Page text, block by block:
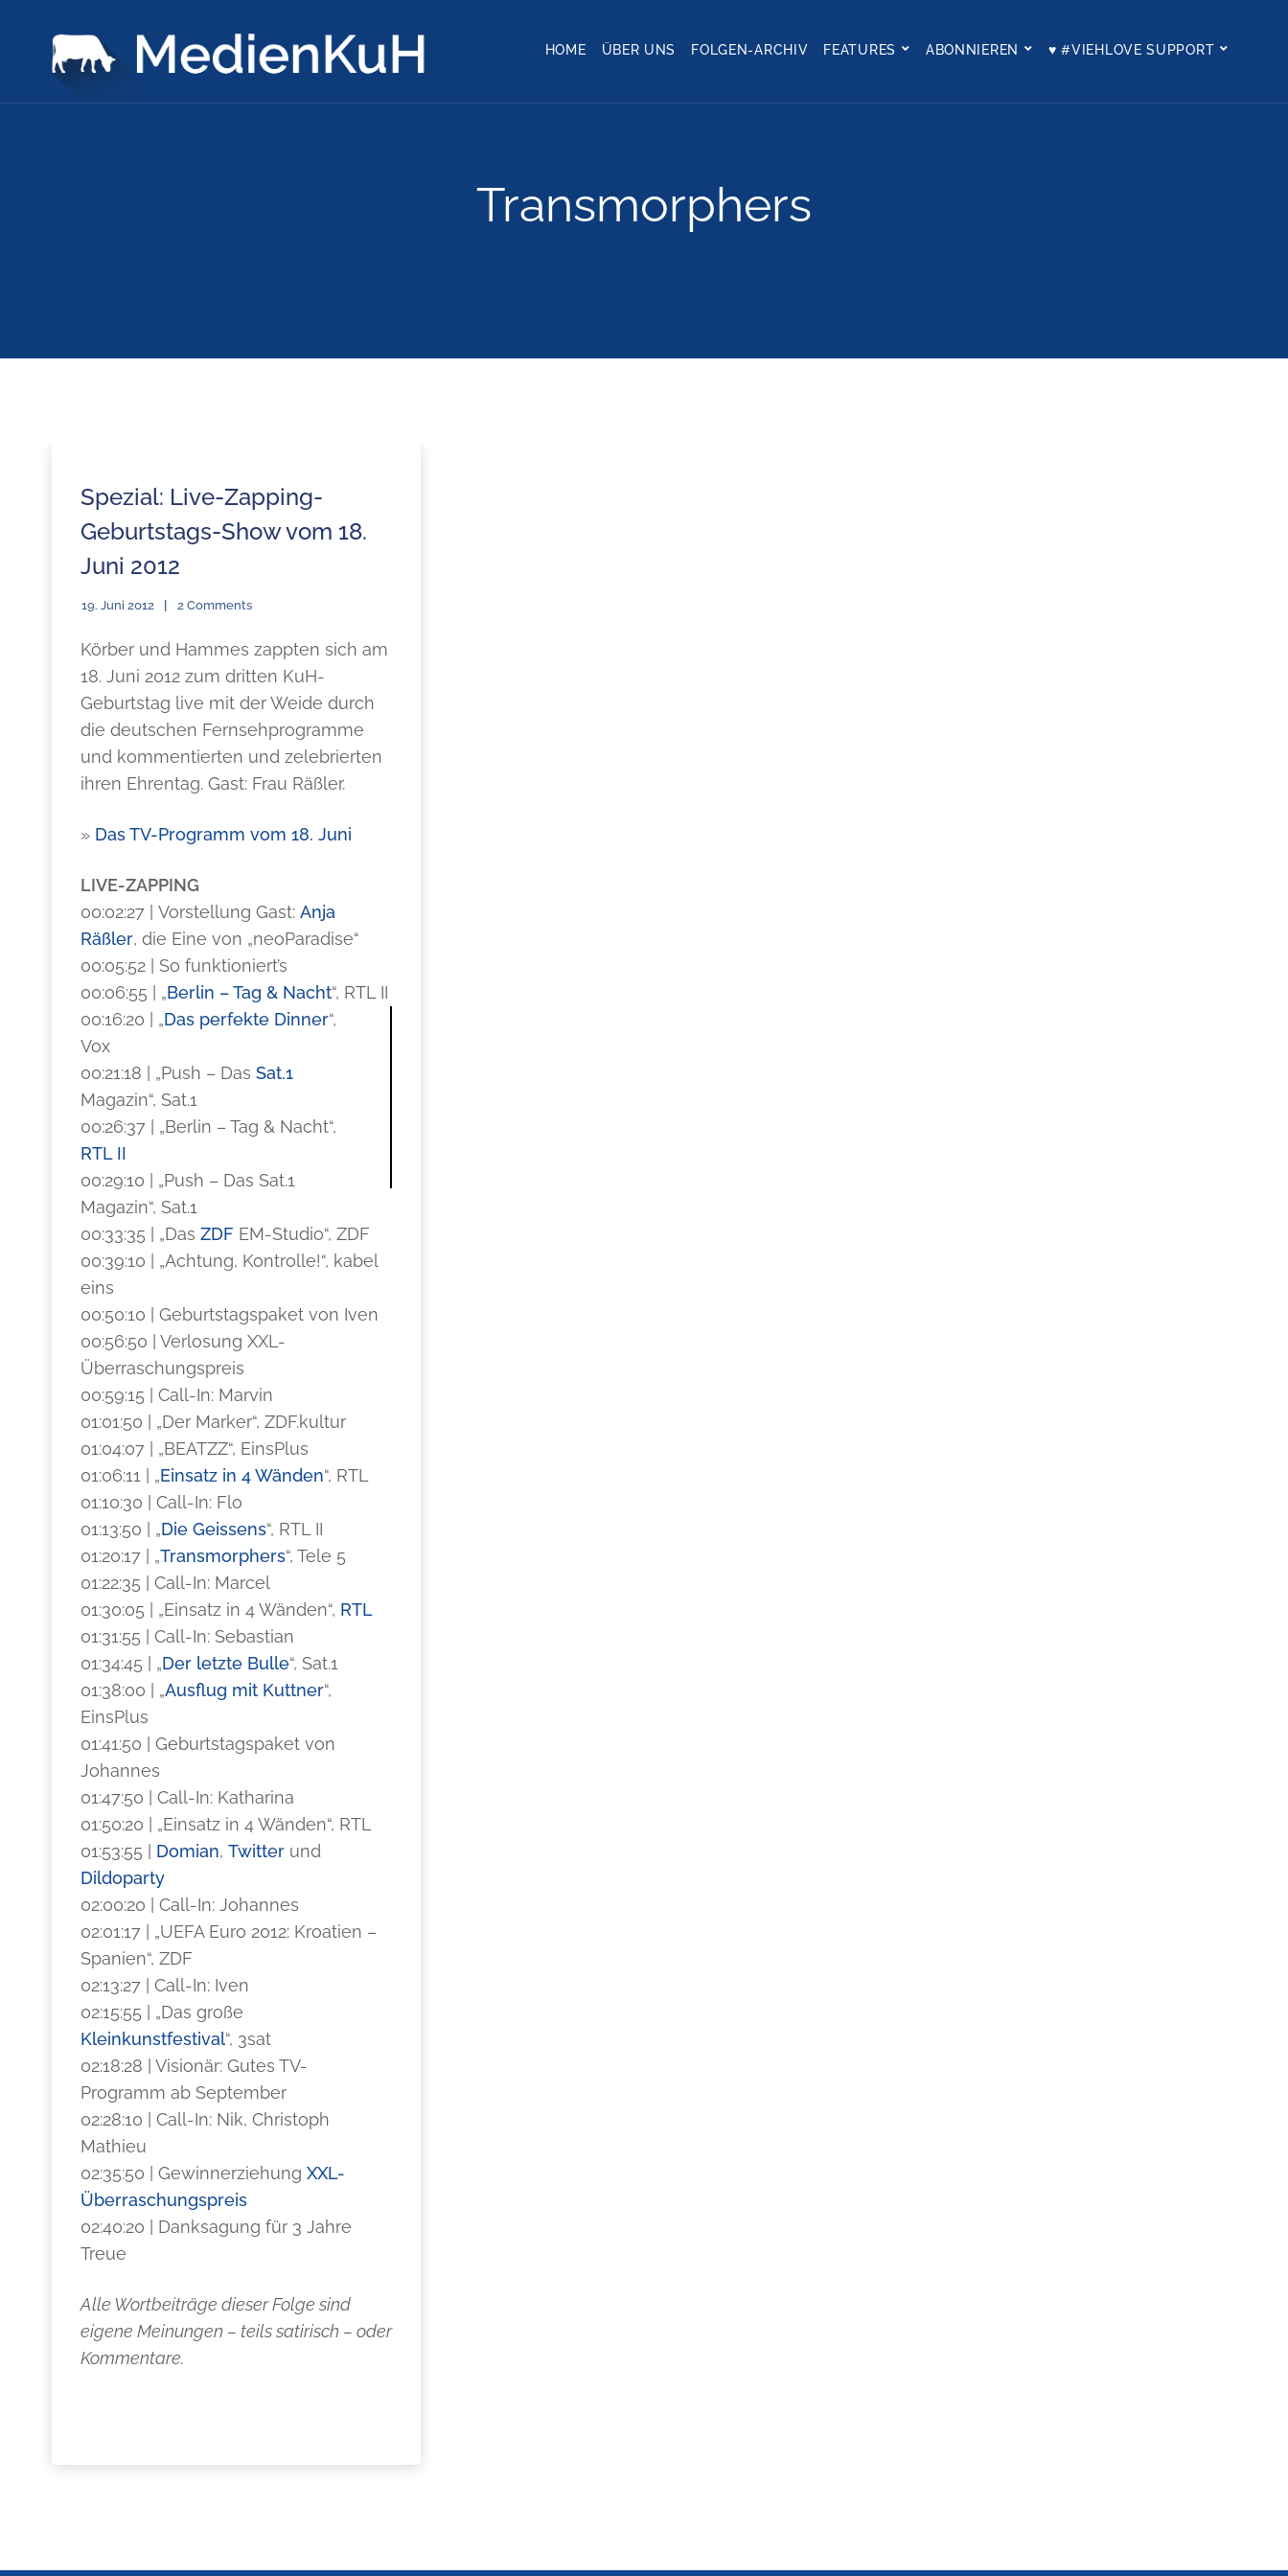
HOME ÜBER UNS FOLGEN-ARCHIV FEATURES ABONNIEREN ♥ #VIEHLOVE SUPPORT
Transmorphers
Spezial: Live-Zapping-
Geburtstags-Show vom 18.
Juni 2012
19. Juni 2012 2 Comments
Körber und Hammes zappten sich am
18. Juni 2012 zum dritten KuH-
Geburtstag live mit der Weide durch
die deutschen Fernsehprogramme
und kommentierten und zelebrierten
ihren Ehrentag. Gast: Frau Räßler.
» Das TV-Programm vom 18. Juni
LIVE-ZAPPING
00:02:27 | Vorstellung Gast: Anja
Räßler, die Eine von „neoParadise“
00:05:52 | So funktioniert’s
00:06:55 | „Berlin – Tag & Nacht“, RTL II
00:16:20 | „Das perfekte Dinner“,
Vox
00:21:18 | „Push – Das Sat.1
Magazin“, Sat.1
00:26:37 | „Berlin – Tag & Nacht“,
RTL II
00:29:10 | „Push – Das Sat.1
Magazin“, Sat.1
00:33:35 | „Das ZDF EM-Studio“, ZDF
00:39:10 | „Achtung, Kontrolle!“, kabel
eins
00:50:10 | Geburtstagspaket von Iven
00:56:50 | Verlosung XXL-
Überraschungspreis
00:59:15 | Call-In: Marvin
01:01:50 | „Der Marker“, ZDF.kultur
01:04:07 | „BEATZZ“, EinsPlus
01:06:11 | „Einsatz in 4 Wänden“, RTL
01:10:30 | Call-In: Flo
01:13:50 | „Die Geissens“, RTL II
01:20:17 | „Transmorphers“, Tele 5
01:22:35 | Call-In: Marcel
01:30:05 | „Einsatz in 4 Wänden“, RTL
01:31:55 | Call-In: Sebastian
01:34:45 | „Der letzte Bulle“, Sat.1
01:38:00 | „Ausflug mit Kuttner“,
EinsPlus
01:41:50 | Geburtstagspaket von
Johannes
01:47:50 | Call-In: Katharina
01:50:20 | „Einsatz in 4 Wänden“, RTL
01:53:55 | Domian, Twitterund
Dildoparty
02:00:20 | Call-In: Johannes
02:01:17 | „UEFA Euro 2012: Kroatien –
Spanien“, ZDF
02:13:27 | Call-In: Iven
02:15:55 | „Das große
Kleinkunstfestival“, 3sat
02:18:28 | Visionär: Gutes TV-
Programm ab September
02:28:10 | Call-In: Nik, Christoph
Mathieu
02:35:50 | Gewinnerziehung XXL-
Überraschungspreis
02:40:20 | Danksagung für 3 Jahre
Treue
Alle Wortbeiträge dieser Folge sind
eigene Meinungen – teils satirisch – oder
Kommentare.